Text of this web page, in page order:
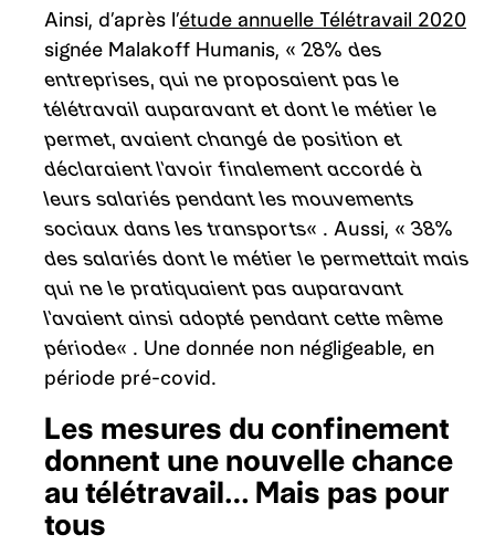
Ainsi, d’après l’étude annuelle Télétravail 2020
signée Malakoff Humanis, «28% des
entreprises, qui ne proposaient pas le
télétravail auparavant et dont le métier le
permet, avaient changé de position et
déclaraient l’avoir finalement accordé à
leurs salariés pendant les mouvements
sociaux dans les transports« . Aussi, «38%
des salariés dont le métier le permettait mais
qui ne le pratiquaient pas auparavant
l’avaient ainsi adopté pendant cette même
période« . Une donnée non négligeable, en
période pré-covid.
Les mesures du confinement
donnent une nouvelle chance
au télétravail… Mais pas pour
tous